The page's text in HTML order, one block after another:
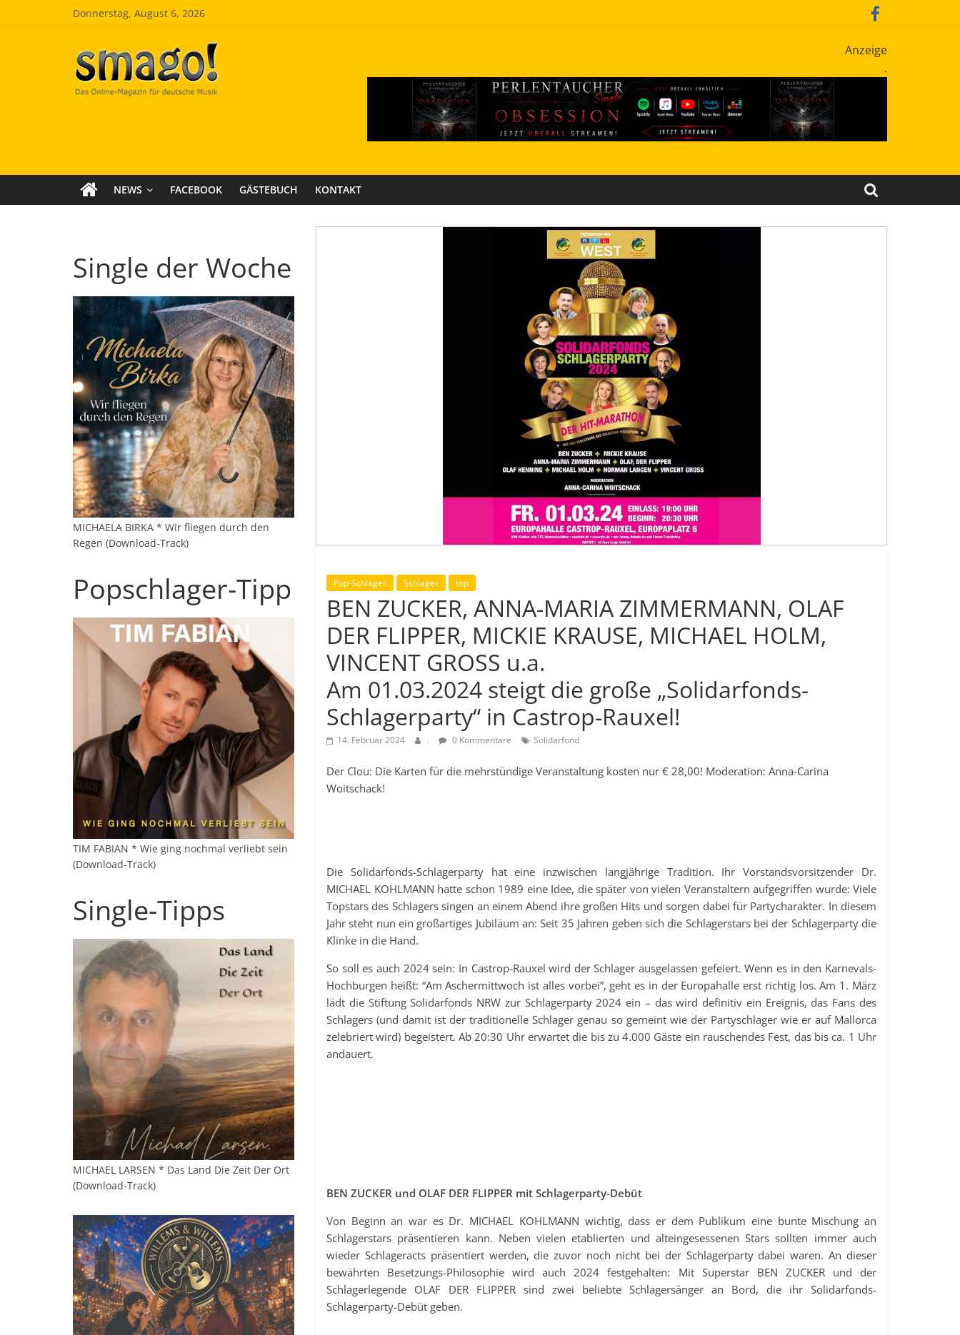
Donnerstag, August 6, 2026
Smago
SchlagerMAGazinOnline
Anzeige
.
NEWS FACEBOOK GÄSTEBUCH KONTAKT
Pop-Schlager Schlager top
BEN ZUCKER, ANNA-MARIA ZIMMERMANN, OLAF
DER FLIPPER, MICKIE KRAUSE, MICHAEL HOLM,
VINCENT GROSS u.a.
Am 01.03.2024 steigt die große „Solidarfonds-
Schlagerparty“ in Castrop-Rauxel!
14. Februar 2024 . 0 Kommentare Solidarfond
Der Clou: Die Karten für die mehrstündige Veranstaltung kosten nur € 28,00! Moderation: Anna-Carina
Woitschack!
Die Solidarfonds-Schlagerparty hat eine inzwischen langjährige Tradition. Ihr Vorstandsvorsitzender Dr.
MICHAEL KOHLMANN hatte schon 1989 eine Idee, die später von vielen Veranstaltern aufgegriffen wurde: Viele
Topstars des Schlagers singen an einem Abend ihre großen Hits und sorgen dabei für Partycharakter. In diesem
Jahr steht nun ein großartiges Jubiläum an: Seit 35 Jahren geben sich die Schlagerstars bei der Schlagerparty die
Klinke in die Hand.
So soll es auch 2024 sein: In Castrop-Rauxel wird der Schlager ausgelassen gefeiert. Wenn es in den Karnevals-
Hochburgen heißt: “Am Aschermittwoch ist alles vorbei”, geht es in der Europahalle erst richtig los. Am 1. März
lädt die Stiftung Solidarfonds NRW zur Schlagerparty 2024 ein – das wird definitiv ein Ereignis, das Fans des
Schlagers (und damit ist der traditionelle Schlager genau so gemeint wie der Partyschlager wie er auf Mallorca
zelebriert wird) begeistert. Ab 20:30 Uhr erwartet die bis zu 4.000 Gäste ein rauschendes Fest, das bis ca. 1 Uhr
andauert.
BEN ZUCKER und OLAF DER FLIPPER mit Schlagerparty-Debüt
Von Beginn an war es Dr. MICHAEL KOHLMANN wichtig, dass er dem Publikum eine bunte Mischung an
Schlagerstars präsentieren kann. Neben vielen etablierten und alteingesessenen Stars sollten immer auch
wieder Schlageracts präsentiert werden, die zuvor noch nicht bei der Schlagerparty dabei waren. An dieser
bewährten Besetzungs-Philosophie wird auch 2024 festgehalten: Mit Superstar BEN ZUCKER und der
Schlagerlegende OLAF DER FLIPPER sind zwei beliebte Schlagersänger an Bord, die ihr Solidarfonds-
Schlagerparty-Debüt geben.
Single der Woche
MICHAELA BIRKA * Wir fliegen durch den
Regen (Download-Track)
Popschlager-Tipp
TIM FABIAN * Wie ging nochmal verliebt sein
(Download-Track)
Single-Tipps
MICHAEL LARSEN * Das Land Die Zeit Der Ort
(Download-Track)